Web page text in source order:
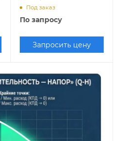
фекальные
75х3000
Под заказ
По запросу
Запросить цену